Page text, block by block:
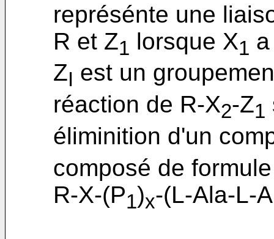
représénte une
R et Z1 lorsque X1
ZI est un
réaction de R-X2-Z1
éliminition d'un
composé de
R-X-(P1)x-(L-Ala-L-